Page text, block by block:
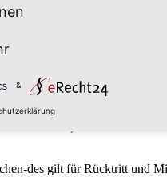
berufen. Soweit der
des gilt für Rücktritt und
&